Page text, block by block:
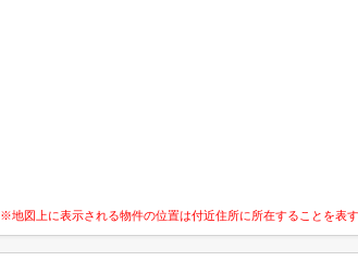
※地図上に表示される物件の位置は付近住所に所在することを表